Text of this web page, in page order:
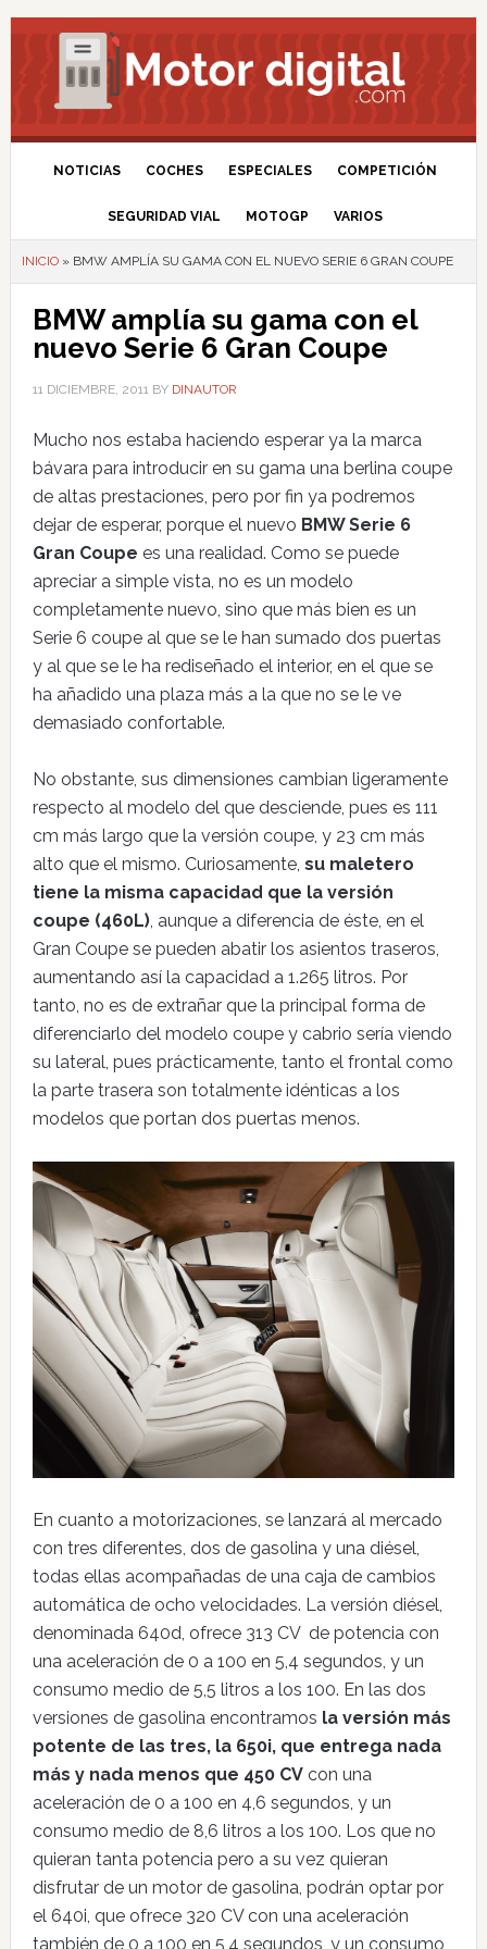
NOTICIAS COCHES ESPECIALES COMPETICIÓN
SEGURIDAD VIAL MOTOGP VARIOS
INICIO» BMW AMPLÍA SU GAMA CON EL NUEVO SERIE 6 GRAN COUPE
BMW amplía su gama con el
nuevo Serie 6 Gran Coupe
11 DICIEMBRE, 2011BY DINAUTOR
Mucho nos estaba haciendo esperar ya la marca
bávara para introducir en su gama una berlina coupe
de altas prestaciones, pero por fin ya podremos
dejar de esperar, porque el nuevo BMW Serie 6
Gran Coupe es una realidad. Como se puede
apreciar a simple vista, no es un modelo
completamente nuevo, sino que más bien es un
Serie 6 coupe al que se le han sumado dos puertas
y al que se le ha rediseñado el interior, en el que se
ha añadido una plaza más a la que no se le ve
demasiado confortable.
No obstante, sus dimensiones cambian ligeramente
respecto al modelo del que desciende, pues es 111
cm más largo que la versión coupe, y 23 cm más
alto que el mismo. Curiosamente, su maletero
tiene la misma capacidad que la versión
coupe (460L), aunque a diferencia de éste, en el
Gran Coupe se pueden abatir los asientos traseros,
aumentando así la capacidad a 1.265 litros. Por
tanto, no es de extrañar que la principal forma de
diferenciarlo del modelo coupe y cabrio sería viendo
su lateral, pues prácticamente, tanto el frontal como
la parte trasera son totalmente idénticas a los
modelos que portan dos puertas menos.
En cuanto a motorizaciones, se lanzará al mercado
con tres diferentes, dos de gasolina y una diésel,
todas ellas acompañadas de una caja de cambios
automática de ocho velocidades. La versión diésel,
denominada 640d, ofrece 313 CV de potencia con
una aceleración de 0 a 100 en 5,4 segundos, y un
consumo medio de 5,5 litros a los 100. En las dos
versiones de gasolina encontramos la versión más
potente de las tres, la 650i, que entrega nada
más y nada menos que 450 CVcon una
aceleración de 0 a 100 en 4,6 segundos, y un
consumo medio de 8,6 litros a los 100. Los que no
quieran tanta potencia pero a su vez quieran
disfrutar de un motor de gasolina, podrán optar por
el 640i, que ofrece 320 CV con una aceleración
también de 0 a 100 en 5,4 segundos, y un consumo